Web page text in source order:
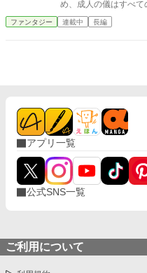
100％自分で書いてい
め、成人の儀はすべ
院で育った少女ヒーナ
安を胸に教会へ向かう。 頼れる家族も、受け継げる財産もな
歩いた距離に応じて能力
効、状態異常耐性、危険察知
ことで、失われた秘境
ることを。 これは、ハズレスキルを授かった孤児の少女が、気ま
まに世界を歩きながら
語。 今日もヒーナは、小さな鞄を手にのんびりと歩き出す。 「さ
て、今日はどこまで行こうかな？」 平日
ファンタジー 連載中 長編
アプリ一覧
公式SNS一覧
ご利用について